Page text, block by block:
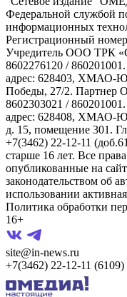
Федеральной службой
информационных
Регистрационный
Учредитель ООО ТРК
8602276120 /
адрес: 628403, ХМАО-
Победы, 27/2.
8602303021 /
адрес: 628408, ХМАО-
д. 15, помещение 301.
+7(3462) 22-12-11
старше 16 лет. Все
опубликованные на
законодательством об
использовании
Политика обработки
16+
site@in-news.ru
+7(3462) 22-12-11 (6109)